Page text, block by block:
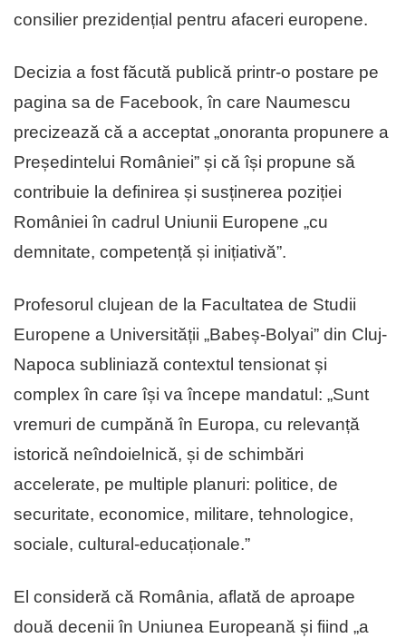
consilier prezidențial pentru afaceri europene.
Decizia a fost făcută publică printr-o postare pe
pagina sa de Facebook, în care Naumescu
precizează că a acceptat „onoranta propunere a
Președintelui României” și că își propune să
contribuie la definirea și susținerea poziției
României în cadrul Uniunii Europene „cu
demnitate, competență și inițiativă”.
Profesorul clujean de la Facultatea de Studii
Europene a Universității „Babeș-Bolyai” din Cluj-
Napoca subliniază contextul tensionat și
complex în care își va începe mandatul: „Sunt
vremuri de cumpănă în Europa, cu relevanță
istorică neîndoielnică, și de schimbări
accelerate, pe multiple planuri: politice, de
securitate, economice, militare, tehnologice,
sociale, cultural-educaționale.”
El consideră că România, aflată de aproape
două decenii în Uniunea Europeană și fiind „a